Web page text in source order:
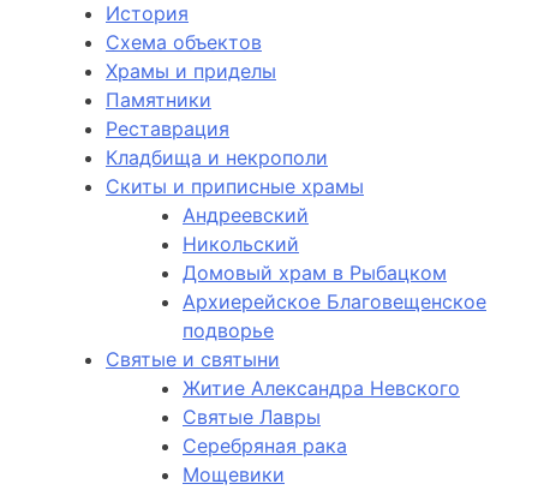
История
Схема объектов
Храмы и приделы
Памятники
Реставрация
Кладбища и некрополи
Скиты и приписные храмы
Андреевский
Никольский
Домовый храм в Рыбацком
Архиерейское Благовещенское
подворье
Святые и святыни
Житие Александра Невского
Святые Лавры
Серебряная рака
Мощевики